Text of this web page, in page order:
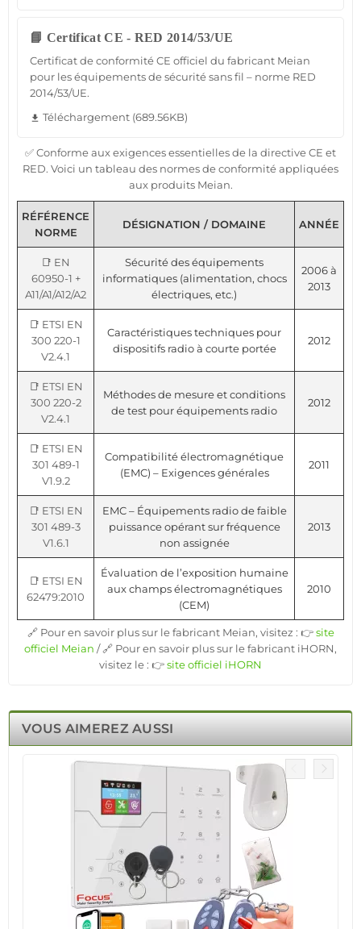
📘 Certificat CE - RED 2014/53/UE
Certificat de conformité CE officiel du fabricant Meian
pour les équipements de sécurité sans fil – norme RED
2014/53/UE.
file_download Téléchargement (689.56KB)
✅ Conforme aux exigences essentielles de la directive CE et
RED. Voici un tableau des normes de conformité appliquées
aux produits Meian.
RÉFÉRENCE
NORME
DÉSIGNATION / DOMAINE ANNÉE
📑 EN
60950-1 +
A11/A1/A12/A2
Sécurité des équipements
informatiques (alimentation, chocs
électriques, etc.)
2006 à
2013
📑 ETSI EN
300 220-1
V2.4.1
Caractéristiques techniques pour
dispositifs radio à courte portée
2012
📑 ETSI EN
300 220-2
V2.4.1
Méthodes de mesure et conditions
de test pour équipements radio
2012
📑 ETSI EN
301 489-1
V1.9.2
Compatibilité électromagnétique
(EMC) – Exigences générales
2011
📑 ETSI EN
301 489-3
V1.6.1
EMC – Équipements radio de faible
puissance opérant sur fréquence
non assignée
2013
📑 ETSI EN
62479:2010
Évaluation de l’exposition humaine
aux champs électromagnétiques
(CEM)
2010
🔗 Pour en savoir plus sur le fabricant Meian, visitez : 👉site
officiel Meian / 🔗 Pour en savoir plus sur le fabricant iHORN,
visitez le : 👉site officiel iHORN
VOUS AIMEREZ AUSSI